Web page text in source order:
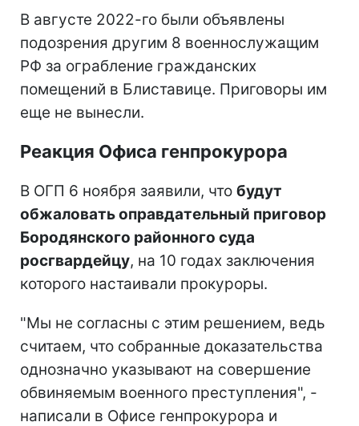
В августе 2022-го были объявлены
подозрения другим 8 военнослужащим
РФ за ограбление гражданских
помещений в Блиставице. Приговоры им
еще не вынесли.
Реакция Офиса генпрокурора
В ОГП 6 ноября заявили, что будут
обжаловать оправдательный приговор
Бородянского районного суда
росгвардейцу, на 10 годах заключения
которого настаивали прокуроры.
"Мы не согласны с этим решением, ведь
считаем, что собранные доказательства
однозначно указывают на совершение
обвиняемым военного преступления", -
написали в Офисе генпрокурора и